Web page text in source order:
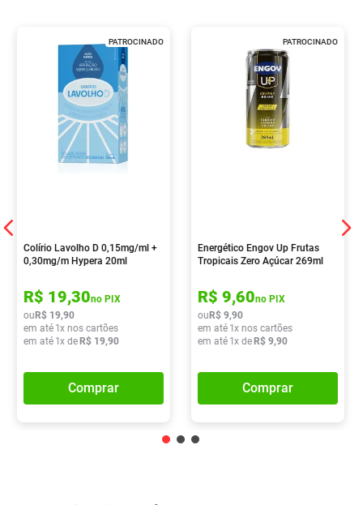
PATROCINADO
Colírio Lavolho D 0,15mg/ml +
0,30mg/m Hypera 20ml
R$ 19,30no PIX
ou R$ 19,90
em até 1x nos cartões
em até 1x de R$ 19,90
Comprar
PATROCINADO
Energético Engov Up Frutas
Tropicais Zero Açúcar 269ml
R$ 9,60no PIX
ou R$ 9,90
em até 1x nos cartões
em até 1x de R$ 9,90
Comprar